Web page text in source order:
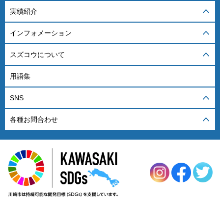
実績紹介
インフォメーション
スズコウについて
用語集
SNS
各種お問合わせ